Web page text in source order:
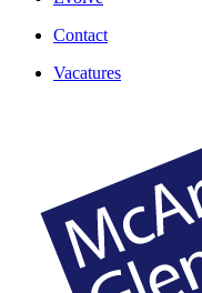
Contact
Vacatures